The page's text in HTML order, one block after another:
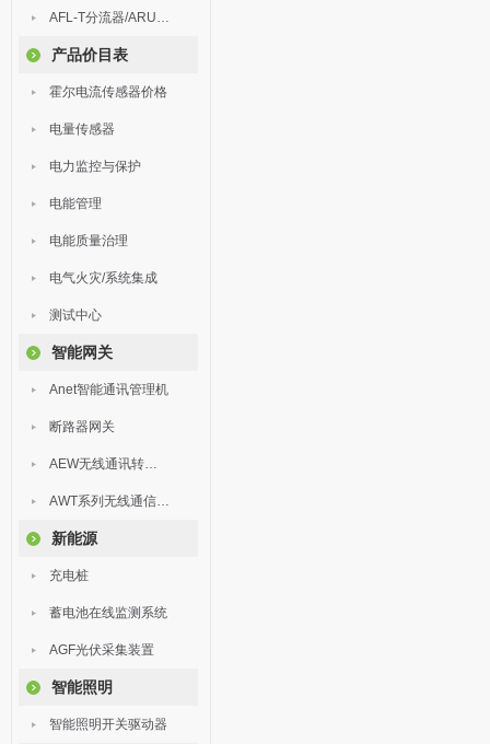
AFL-T分流器/ARU浪涌保护器
产品价目表
霍尔电流传感器价格
电量传感器
电力监控与保护
电能管理
电能质量治理
电气火灾/系统集成
测试中心
智能网关
Anet智能通讯管理机
断路器网关
AEW无线通讯转换器
AWT系列无线通信终端
新能源
充电桩
蓄电池在线监测系统
AGF光伏采集装置
智能照明
智能照明开关驱动器